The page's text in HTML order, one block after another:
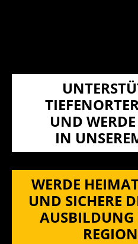
TIEFENORTER
ND WERDE
N
WERDE
UND SICHERE
AUSBILDUNG